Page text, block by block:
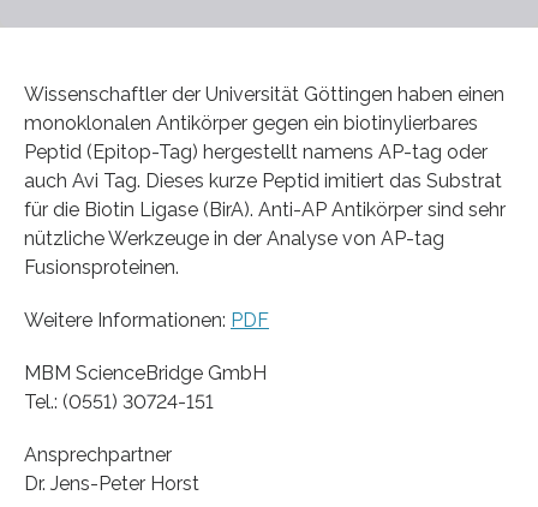
Wissenschaftler der Universität Göttingen haben einen
monoklonalen Antikörper gegen ein biotinylierbares
Peptid (Epitop-Tag) hergestellt namens AP-tag oder
auch Avi Tag. Dieses kurze Peptid imitiert das Substrat
für die Biotin Ligase (BirA). Anti-AP Antikörper sind sehr
nützliche Werkzeuge in der Analyse von AP-tag
Fusionsproteinen.
Weitere Informationen: PDF
MBM ScienceBridge GmbH
Tel.: (0551) 30724-151
Ansprechpartner
Dr. Jens-Peter Horst